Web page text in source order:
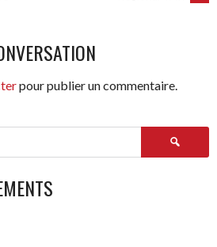
pour publier un commentaire.
Rechercher :